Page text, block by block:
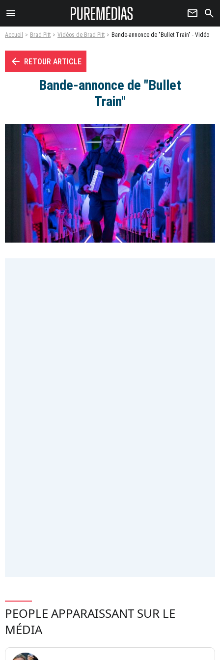
menu newsletter search
Accueil Brad Pitt Vidéos de Brad Pitt Bande-annonce de "Bullet Train" - Vidéo
arrow_left RETOUR ARTICLE
Bande-annonce de "Bullet
Train"
PEOPLE APPARAISSANT SUR LE
MÉDIA